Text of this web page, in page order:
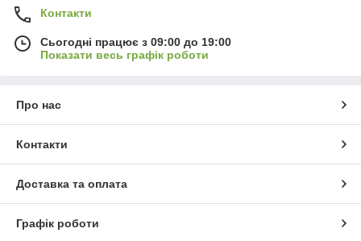
Контакти
Сьогодні працює з 09:00 до 19:00
Показати весь графік роботи
Про нас
Контакти
Доставка та оплата
Графік роботи